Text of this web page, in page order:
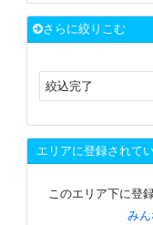
さらに絞りこむ
絞込完了
エリアに登録されて
このエリア下に登
み